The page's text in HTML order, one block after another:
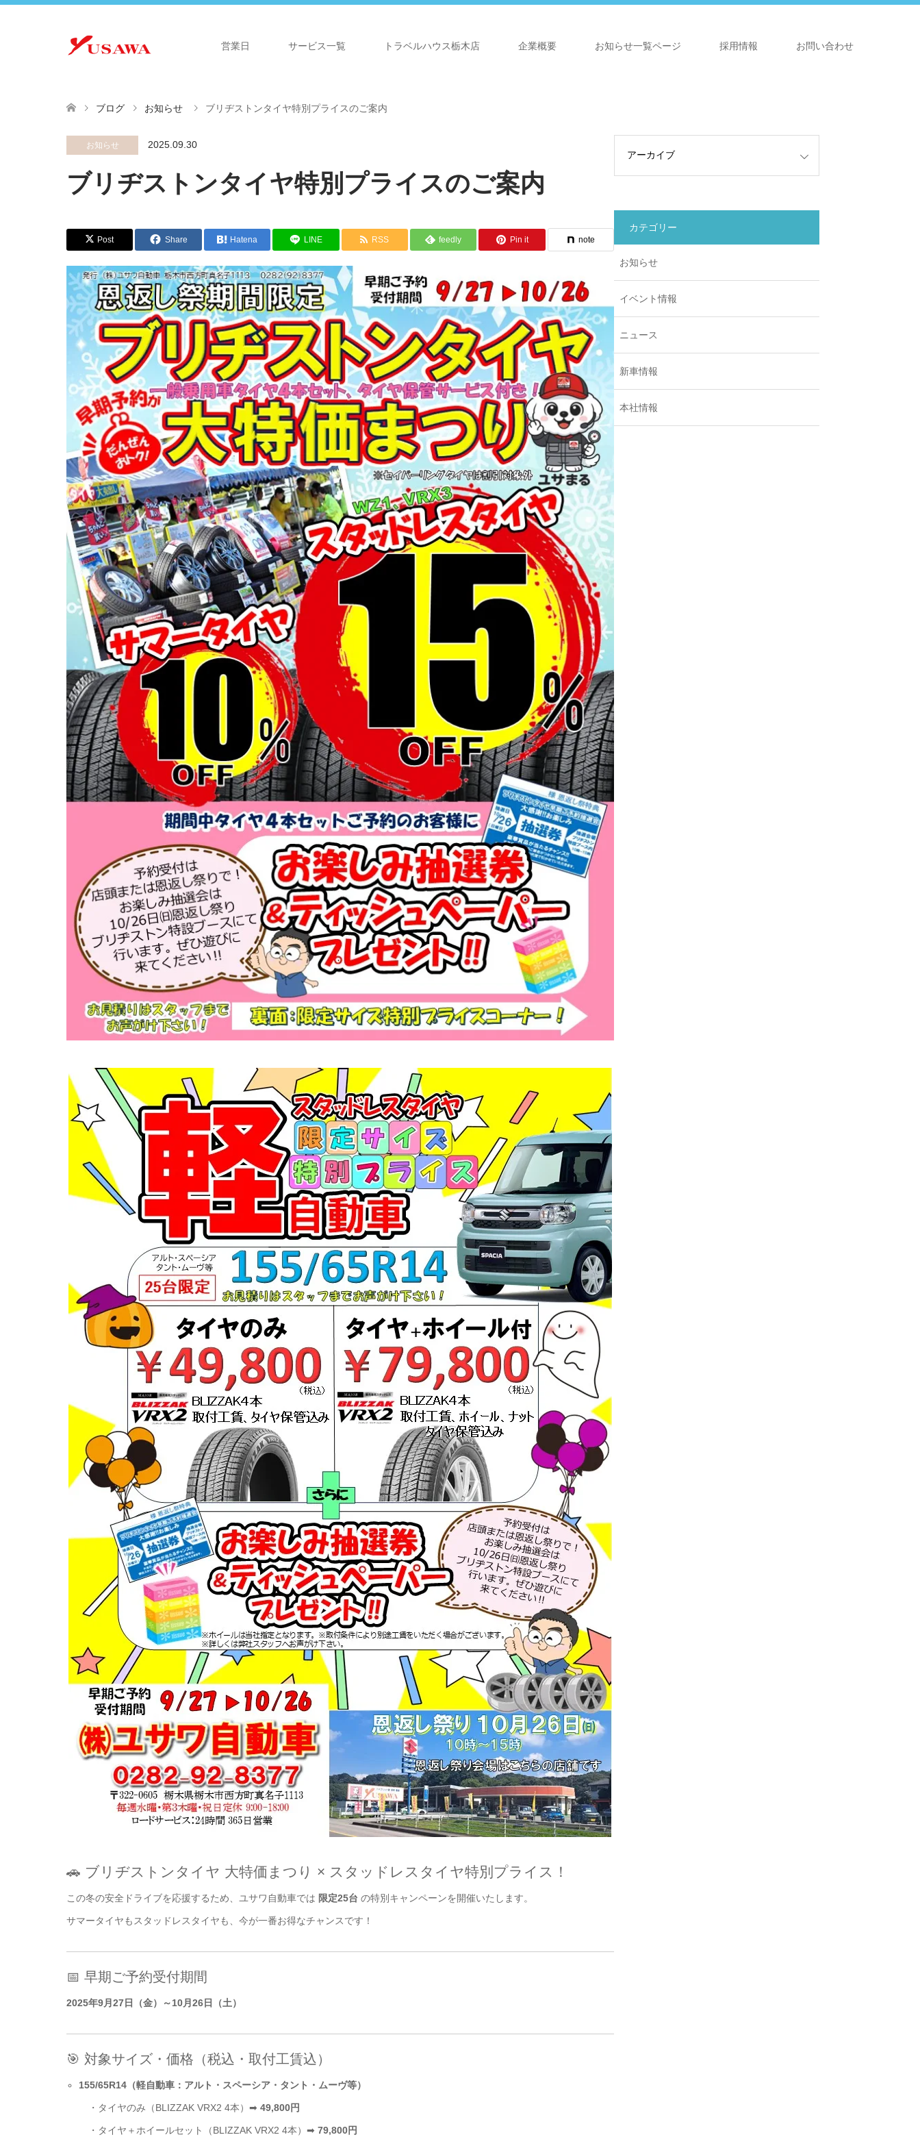
営業日 サービス一覧 トラベルハウス栃木店 企業概要 お知らせ一覧ページ 採用情報 お問い合わせ
ブログ お知らせ ブリヂストンタイヤ特別プライスのご案内
お知らせ 2025.09.30
ブリヂストンタイヤ特別プライスのご案内
Post Share Hatena LINE RSS feedly Pin it note
🚗 ブリヂストンタイヤ 大特価まつり × スタッドレスタイヤ特別プライス！
この冬の安全ドライブを応援するため、ユサワ自動車では 限定25台 の特別キャンペーンを開催いたします。
サマータイヤもスタッドレスタイヤも、今が一番お得なチャンスです！
📅 早期ご予約受付期間
2025年9月27日（金）～10月26日（土）
🎯 対象サイズ・価格（税込・取付工賃込）
155/65R14（軽自動車：アルト・スペーシア・タント・ムーヴ等）
・タイヤのみ（BLIZZAK VRX2 4本）➡49,800円
・タイヤ＋ホイールセット（BLIZZAK VRX2 4本）➡79,800円
カテゴリー
お知らせ
イベント情報
ニュース
新車情報
本社情報